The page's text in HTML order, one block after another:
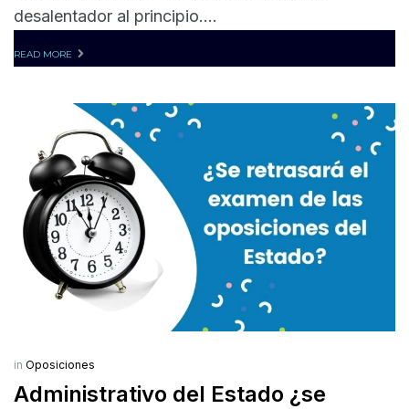
desalentador al principio....
READ MORE
in Oposiciones
Administrativo del Estado ¿se